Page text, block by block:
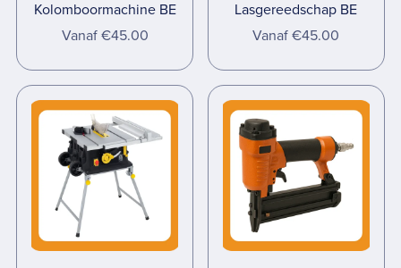
Kolomboormachine BE
Vanaf €45.00
Lasgereedschap BE
Vanaf €45.00